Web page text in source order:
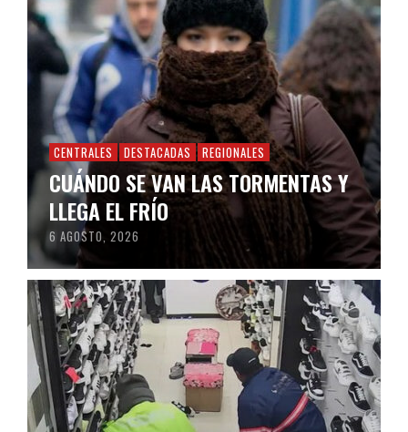
CENTRALES DESTACADAS REGIONALES
CUÁNDO SE VAN LAS TORMENTAS Y
LLEGA EL FRÍO
6 AGOSTO, 2026